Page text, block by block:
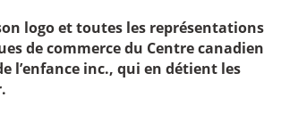
logo et toutes les représentations
de commerce du Centre canadien
l’enfance inc., qui en détient les